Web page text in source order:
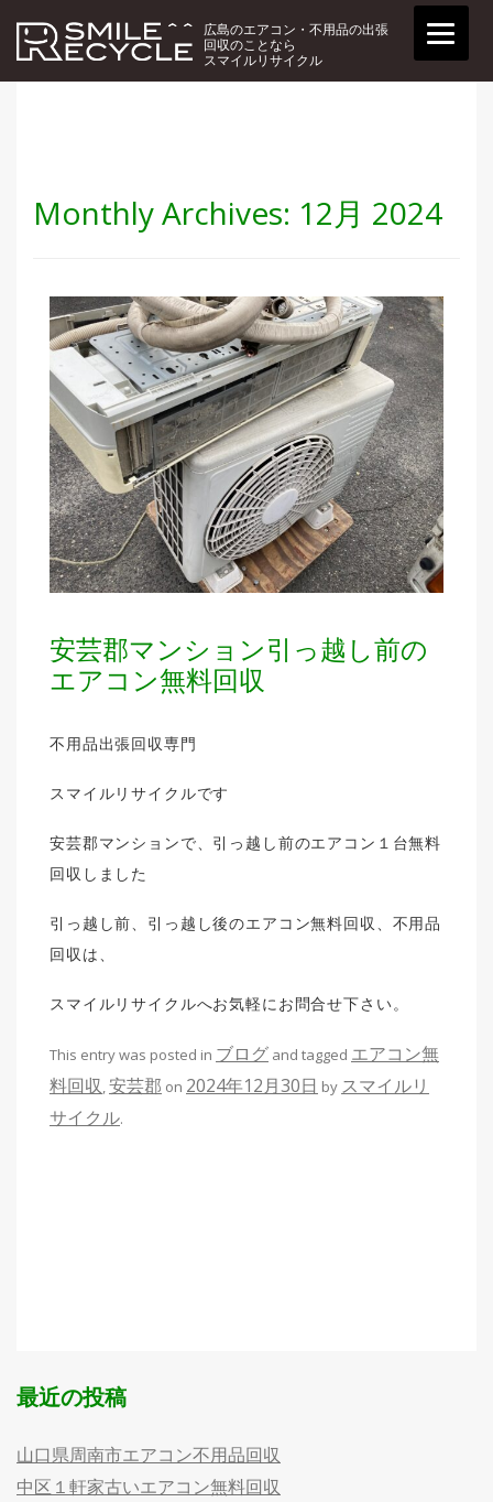
広島のエアコン・不用品の出張
回収のことなら
スマイルリサイクル
Monthly Archives: 12月 2024
安芸郡マンション引っ越し前の
エアコン無料回収
不用品出張回収専門
スマイルリサイクルです
安芸郡マンションで、引っ越し前のエアコン１台無料
回収しました
引っ越し前、引っ越し後のエアコン無料回収、不用品
回収は、
スマイルリサイクルへお気軽にお問合せ下さい。
This entry was posted in ブログ and tagged エアコン無
料回収,安芸郡 on 2024年12月30日 by スマイルリ
サイクル.
最近の投稿
山口県周南市エアコン不用品回収
中区１軒家古いエアコン無料回収